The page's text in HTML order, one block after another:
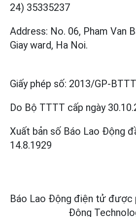
24) 35335237
Address: No. 06, Pham Van
Giay ward, Ha Noi.
Giấy phép số: 2013/GP-BTTT
Do Bộ TTTT cấp ngày
Xuất bản số Báo Lao Động
14.8.1929
Báo Lao Động điện tử được
Động